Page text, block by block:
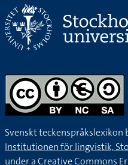
Svenskt teckenspråkslexikon
Institutionen för lingvistik,
under aCreative Commons